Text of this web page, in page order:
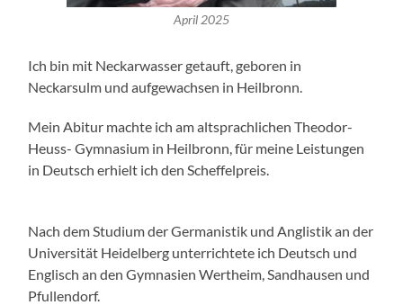
April 2025
Ich bin mit Neckarwasser getauft, geboren in
Neckarsulm und aufgewachsen in Heilbronn.
Mein Abitur machte ich am altsprachlichen Theodor-
Heuss- Gymnasium in Heilbronn, für meine Leistungen
in Deutsch erhielt ich den Scheffelpreis.
Nach dem Studium der Germanistik und Anglistik an der
Universität Heidelberg unterrichtete ich Deutsch und
Englisch an den Gymnasien Wertheim, Sandhausen und
Pfullendorf.